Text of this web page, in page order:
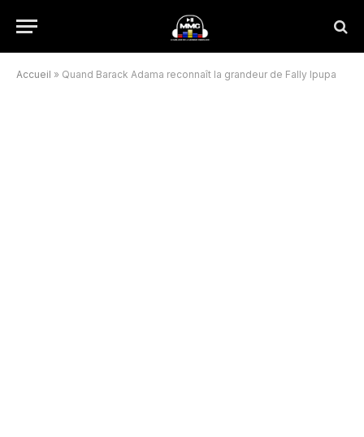
Accueil » Quand Barack Adama reconnaît la grandeur de Fally Ipupa